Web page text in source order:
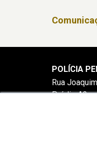
POLÍCIA
Rua
Prédio A2
Porto